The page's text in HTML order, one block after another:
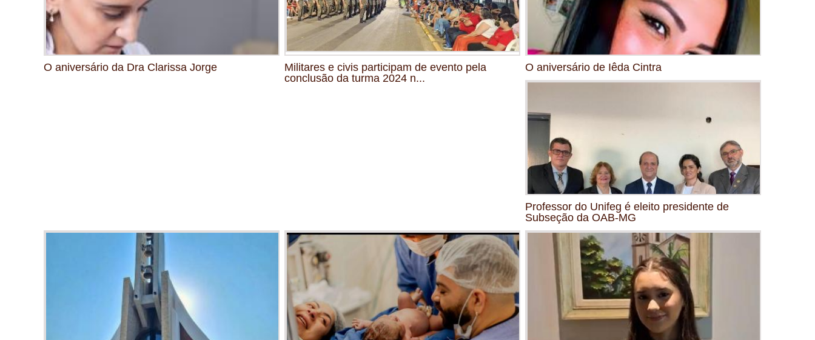
O aniversário da Dra Clarissa Jorge
Militares e civis participam de evento pela
conclusão da turma 2024 n...
O aniversário de Iêda Cintra
Professor do Unifeg é eleito presidente de
Subseção da OAB-MG